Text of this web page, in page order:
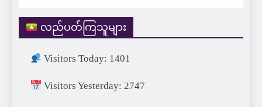
လည်ပတ်ကြသူများ
Visitors Today: 1401
Visitors Yesterday: 2747